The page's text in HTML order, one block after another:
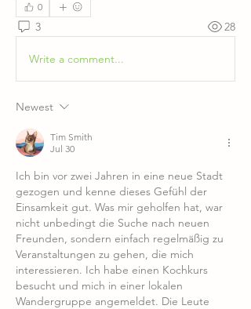
0
3 28
Write a comment...
Newest
Tim Smith
Jul 30
Ich bin vor zwei Jahren in eine neue Stadt
gezogen und kenne dieses Gefühl der
Einsamkeit gut. Was mir geholfen hat, war
nicht unbedingt die Suche nach neuen
Freunden, sondern einfach regelmäßig zu
Veranstaltungen zu gehen, die mich
interessieren. Ich habe einen Kochkurs
besucht und mich in einer lokalen
Wandergruppe angemeldet. Die Leute